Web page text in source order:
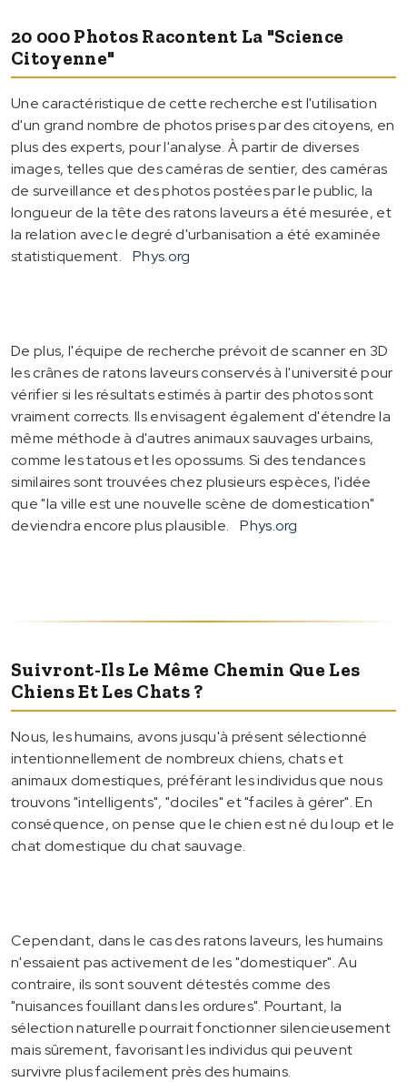
20 000 Photos Racontent La "science
Citoyenne"
Une caractéristique de cette recherche est l'utilisation
d'un grand nombre de photos prises par des citoyens, en
plus des experts, pour l'analyse. À partir de diverses
images, telles que des caméras de sentier, des caméras
de surveillance et des photos postées par le public, la
longueur de la tête des ratons laveurs a été mesurée, et
la relation avec le degré d'urbanisation a été examinée
statistiquement.
Phys.org
De plus, l'équipe de recherche prévoit de scanner en 3D
les crânes de ratons laveurs conservés à l'université pour
vérifier si les résultats estimés à partir des photos sont
vraiment corrects. Ils envisagent également d'étendre la
même méthode à d'autres animaux sauvages urbains,
comme les tatous et les opossums. Si des tendances
similaires sont trouvées chez plusieurs espèces, l'idée
que "la ville est une nouvelle scène de domestication"
deviendra encore plus plausible.
Phys.org
Suivront-Ils Le Même Chemin Que Les
Chiens Et Les Chats ?
Nous, les humains, avons jusqu'à présent sélectionné
intentionnellement de nombreux chiens, chats et
animaux domestiques, préférant les individus que nous
trouvons "intelligents", "dociles" et "faciles à gérer". En
conséquence, on pense que le chien est né du loup et le
chat domestique du chat sauvage.
Cependant, dans le cas des ratons laveurs, les humains
n'essaient pas activement de les "domestiquer". Au
contraire, ils sont souvent détestés comme des
"nuisances fouillant dans les ordures". Pourtant, la
sélection naturelle pourrait fonctionner silencieusement
mais sûrement, favorisant les individus qui peuvent
survivre plus facilement près des humains.